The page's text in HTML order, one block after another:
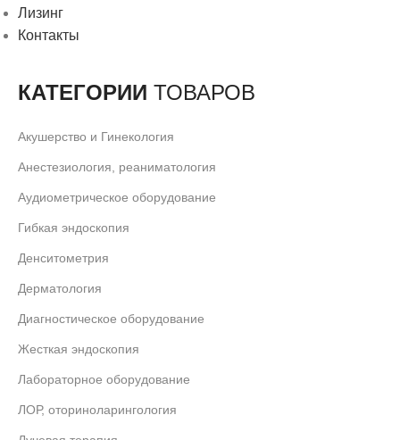
Лизинг
Контакты
КАТЕГОРИИ ТОВАРОВ
Акушерство и Гинекология
Анестезиология, реаниматология
Аудиометрическое оборудование
Гибкая эндоскопия
Денситометрия
Дерматология
Диагностическое оборудование
Жесткая эндоскопия
Лабораторное оборудование
ЛОР, оториноларингология